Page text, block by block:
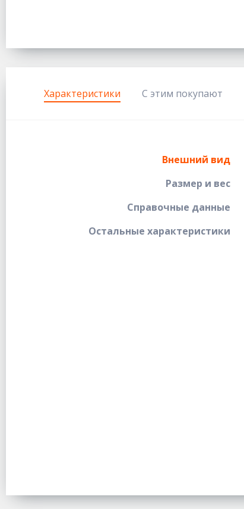
Характеристики С этим покупают
Внешний вид
Размер и вес
Справочные данные
Остальные характеристики